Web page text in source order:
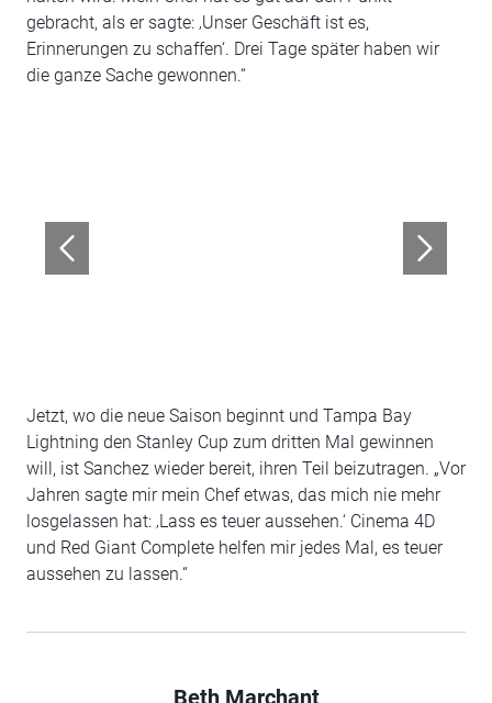
gebracht, als er sagte: ‚Unser Geschäft ist es,
Erinnerungen zu schaffen‘. Drei Tage später haben wir
die ganze Sache gewonnen.“
Jetzt, wo die neue Saison beginnt und Tampa Bay
Lightning den Stanley Cup zum dritten Mal gewinnen
will, ist Sanchez wieder bereit, ihren Teil beizutragen. „Vor
Jahren sagte mir mein Chef etwas, das mich nie mehr
losgelassen hat: ‚Lass es teuer aussehen.‘ Cinema 4D
und Red Giant Complete helfen mir jedes Mal, es teuer
aussehen zu lassen.“